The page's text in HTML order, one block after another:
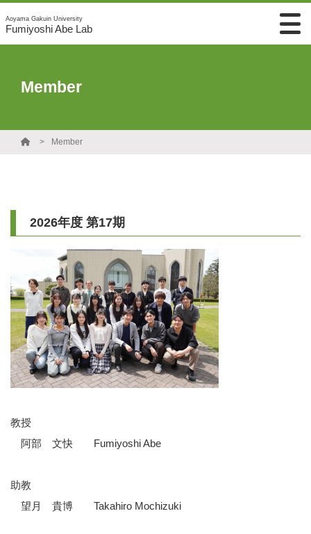
Aoyama Gakuin University
Fumiyoshi Abe Lab
Member
Member
2026年度 第17期
教授
阿部 文快 Fumiyoshi Abe
助教
望月 貴博 Takahiro Mochizuki